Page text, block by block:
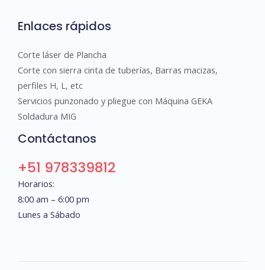
Enlaces rápidos
Corte láser de Plancha
Corte con sierra cinta de tuberías, Barras macizas,
perfiles H, L, etc
Servicios punzonado y pliegue con Máquina GEKA
Soldadura MIG
Contáctanos
+51 978339812
Horarios:
8:00 am – 6:00 pm
Lunes a Sábado